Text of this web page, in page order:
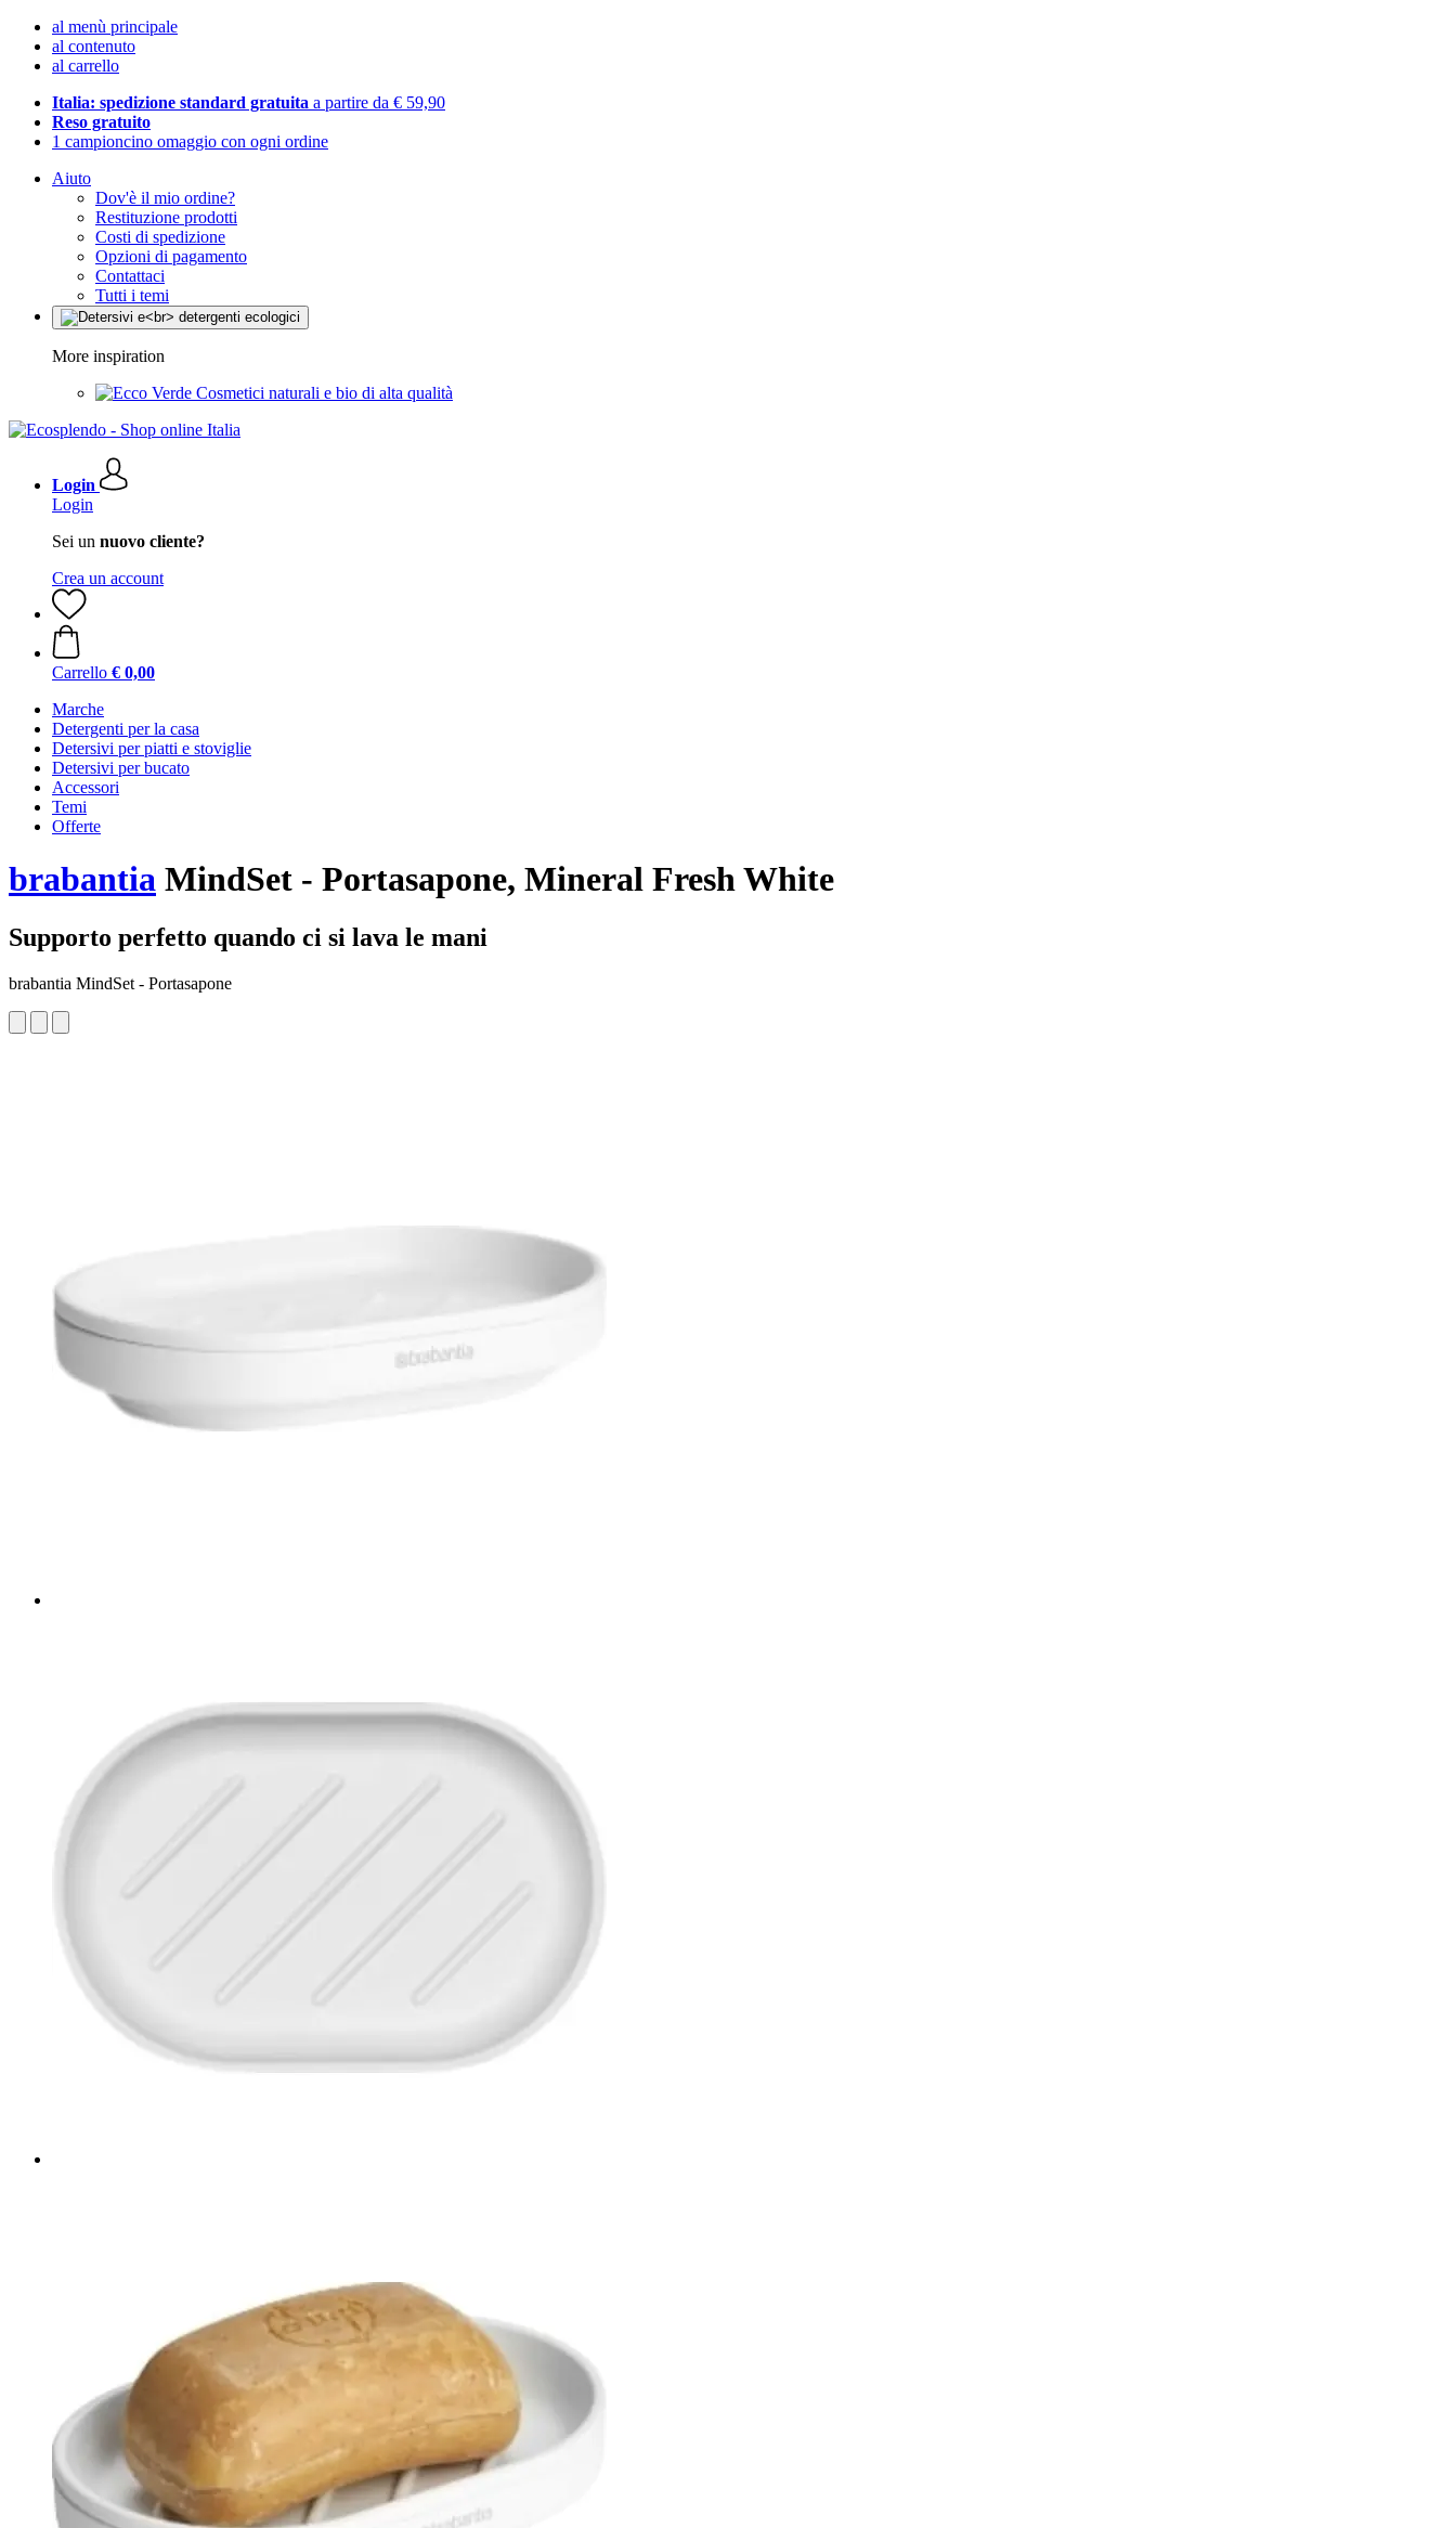
al menù principale
al contenuto
al carrello
Italia: spedizione standard gratuita a partire da € 59,90
Reso gratuito
1 campioncino omaggio con ogni ordine
Aiuto
Dov'è il mio ordine?
Restituzione prodotti
Costi di spedizione
Opzioni di pagamento
Contattaci
Tutti i temi
More inspiration
Cosmetici naturali e bio di alta qualità
Login
Login
Sei un nuovo cliente?
Crea un account
Carrello € 0,00
Marche
Detergenti per la casa
Detersivi per piatti e stoviglie
Detersivi per bucato
Accessori
Temi
Offerte
brabantia MindSet - Portasapone, Mineral Fresh White
Supporto perfetto quando ci si lava le mani
brabantia MindSet - Portasapone